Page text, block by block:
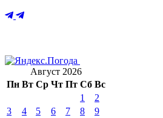
Август 2026
Пн Вт Ср Чт Пт Сб Вс
1
2
3
4 5 6 7 8
9